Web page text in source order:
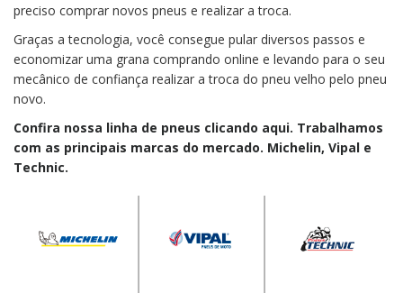
preciso comprar novos pneus e realizar a troca.
Graças a tecnologia, você consegue pular diversos passos e
economizar uma grana comprando online e levando para o seu
mecânico de confiança realizar a troca do pneu velho pelo pneu
novo.
Confira nossa linha de pneus clicando aqui. Trabalhamos
com as principais marcas do mercado. Michelin, Vipal e
Technic.